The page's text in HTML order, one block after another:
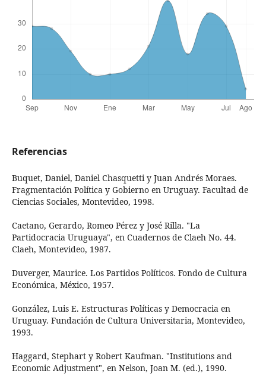
Referencias
Buquet, Daniel, Daniel Chasquetti y Juan Andrés Moraes.
Fragmentación Política y Gobierno en Uruguay. Facultad de
Ciencias Sociales, Montevideo, 1998.
Caetano, Gerardo, Romeo Pérez y José Rilla. "La
Partidocracia Uruguaya", en Cuadernos de Claeh No. 44.
Claeh, Montevideo, 1987.
Duverger, Maurice. Los Partidos Políticos. Fondo de Cultura
Económica, México, 1957.
González, Luis E. Estructuras Políticas y Democracia en
Uruguay. Fundación de Cultura Universitaria, Montevideo,
1993.
Haggard, Stephart y Robert Kaufman. "Institutions and
Economic Adjustment", en Nelson, Joan M. (ed.), 1990.